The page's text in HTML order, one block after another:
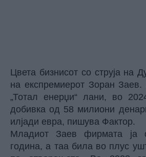
Цвета бизнисот со струја на
на експремиерот Зоран
„Тотал енерџи“ лани, во
добивка од 58 милиони
илјади евра, пишува Фактор.
Младиот Заев фирмата ја
година, а таа била во плус